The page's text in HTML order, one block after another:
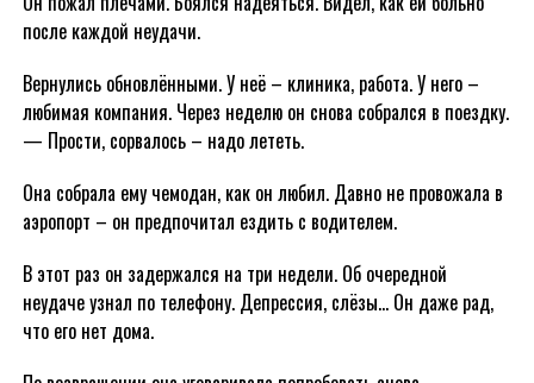
после каждой неудачи.
Вернулись обновлёнными. У неё – клиника, работа. У него –
любимая компания. Через неделю он снова собрался в поездку.
— Прости, сорвалось – надо лететь.
Она собрала ему чемодан, как он любил. Давно не провожала в
аэропорт – он предпочитал ездить с водителем.
В этот раз он задержался на три недели. Об очередной
неудаче узнал по телефону. Депрессия, слёзы… Он даже рад,
что его нет дома.